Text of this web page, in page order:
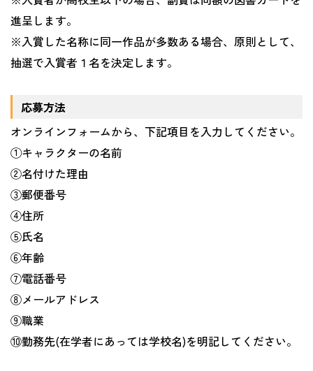
進呈します。
※入賞した名称に同一作品が多数ある場合、原則として、
抽選で入賞者１名を決定します。
応募方法
オンラインフォームから、下記項目を入力してください。
①キャラクターの名前
②名付けた理由
③郵便番号
④住所
⑤氏名
⑥年齢
⑦電話番号
⑧メールアドレス
⑨職業
⑩勤務先(在学者にあっては学校名)を明記してください。